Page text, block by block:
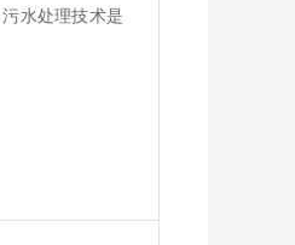
水处理技术是